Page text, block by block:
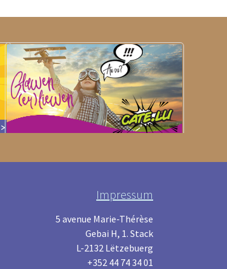
Impressum
5 avenue Marie-Thérèse
Gebai H, 1. Stack
L-2132 Lëtzebuerg
+352 44 74 34 01